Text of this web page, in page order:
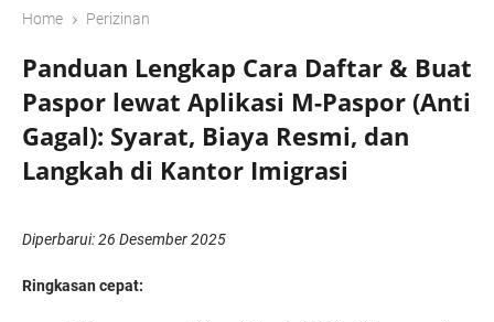
Home › Perizinan
Panduan Lengkap Cara Daftar & Buat
Paspor lewat Aplikasi M-Paspor (Anti
Gagal): Syarat, Biaya Resmi, dan
Langkah di Kantor Imigrasi
Diperbarui: 26 Desember 2025
Ringkasan cepat: